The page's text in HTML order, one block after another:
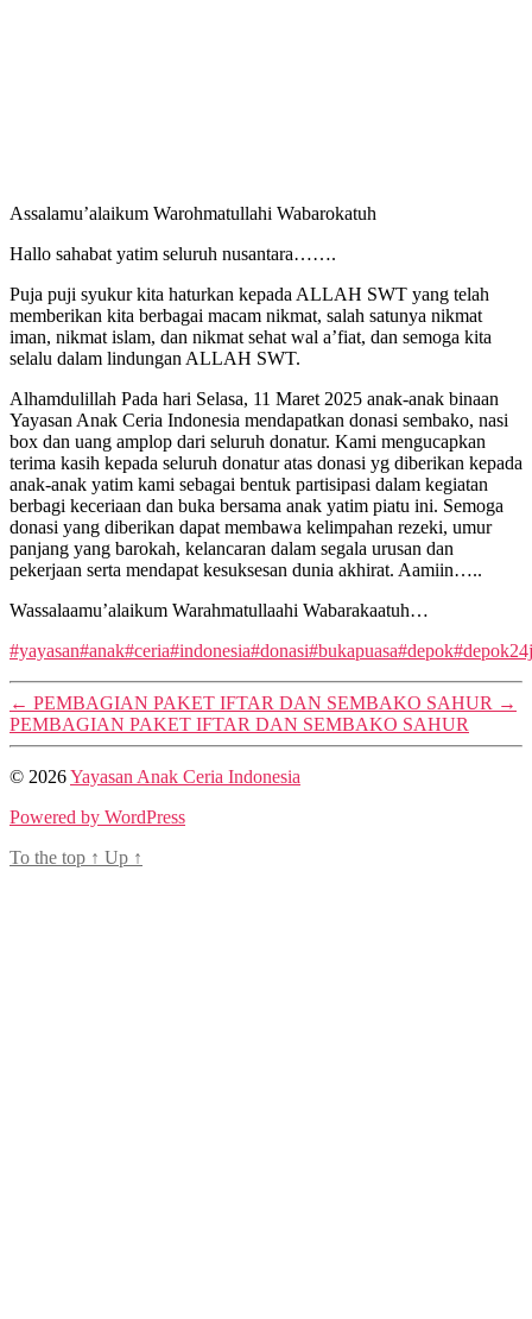
Assalamu’alaikum Warohmatullahi Wabarokatuh
Hallo sahabat yatim seluruh nusantara…….
Puja puji syukur kita haturkan kepada ALLAH SWT yang telah
memberikan kita berbagai macam nikmat, salah satunya nikmat
iman, nikmat islam, dan nikmat sehat wal a’fiat, dan semoga kita
selalu dalam lindungan ALLAH SWT.
Alhamdulillah Pada hari Selasa, 11 Maret 2025 anak-anak binaan
Yayasan Anak Ceria Indonesia mendapatkan donasi sembako, nasi
box dan uang amplop dari seluruh donatur. Kami mengucapkan
terima kasih kepada seluruh donatur atas donasi yg diberikan kepada
anak-anak yatim kami sebagai bentuk partisipasi dalam kegiatan
berbagi keceriaan dan buka bersama anak yatim piatu ini. Semoga
donasi yang diberikan dapat membawa kelimpahan rezeki, umur
panjang yang barokah, kelancaran dalam segala urusan dan
pekerjaan serta mendapat kesuksesan dunia akhirat. Aamiin…..
Wassalaamu’alaikum Warahmatullaahi Wabarakaatuh…
#yayasan#anak#ceria#indonesia#donasi#bukapuasa#depok
← PEMBAGIAN PAKET IFTAR DAN SEMBAKO SAHUR →
PEMBAGIAN PAKET IFTAR DAN SEMBAKO SAHUR
© 2026Yayasan Anak Ceria Indonesia
Powered by WordPress
To the top ↑ Up ↑